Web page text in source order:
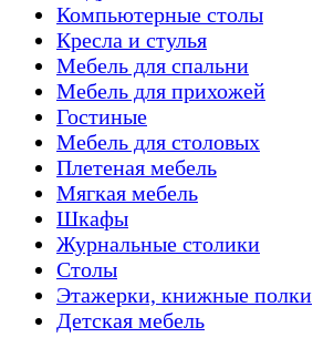
Компьютерные столы
Кресла и стулья
Мебель для спальни
Мебель для прихожей
Гостиные
Мебель для столовых
Плетеная мебель
Мягкая мебель
Шкафы
Журнальные столики
Столы
Этажерки, книжные полки
Детская мебель